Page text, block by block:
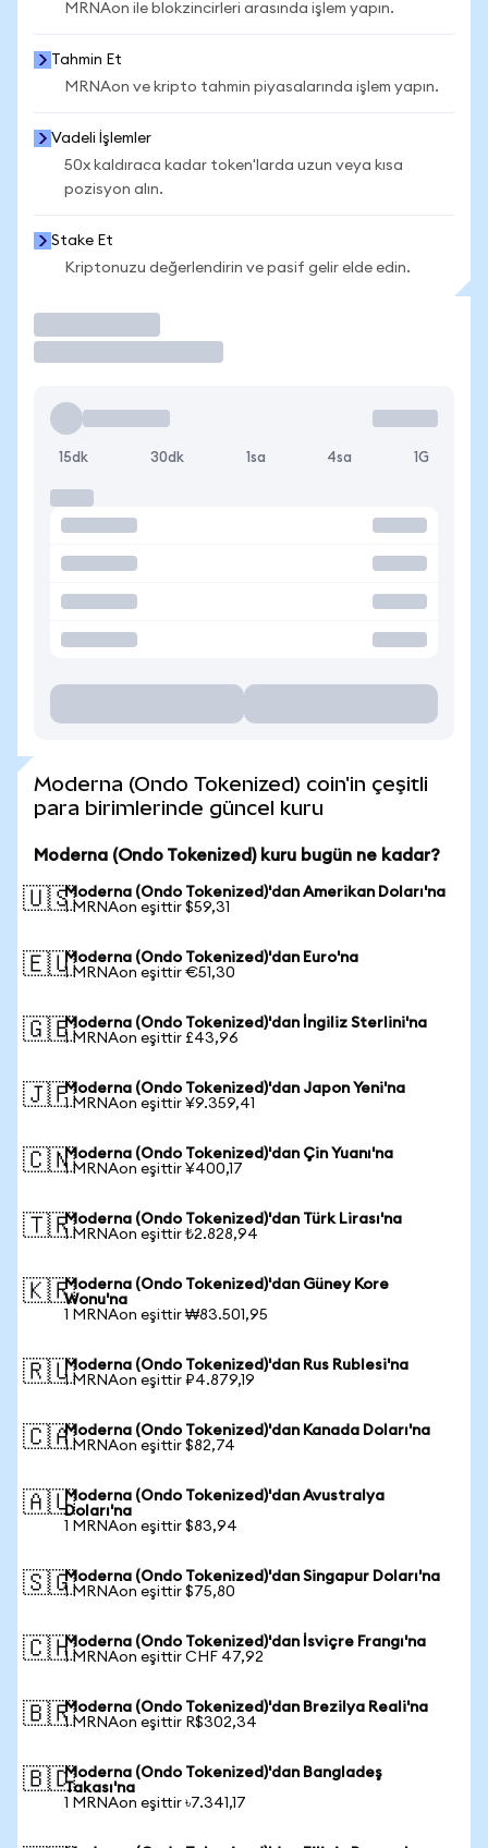
MRNAon ile blokzincirleri arasında işlem yapın.
Tahmin Et
MRNAon ve kripto tahmin piyasalarında işlem yapın.
Vadeli İşlemler
50x kaldıraca kadar token'larda uzun veya kısa
pozisyon alın.
Stake Et
Kriptonuzu değerlendirin ve pasif gelir elde edin.
15dk 30dk 1sa 4sa 1G
Moderna (Ondo Tokenized) coin'in çeşitli
para birimlerinde güncel kuru
Moderna (Ondo Tokenized) kuru bugün ne kadar?
🇺🇸Moderna (Ondo Tokenized)'dan Amerikan Doları'na
1 MRNAon eşittir $59,31
🇪🇺Moderna (Ondo Tokenized)'dan Euro'na
1 MRNAon eşittir €51,30
🇬🇧Moderna (Ondo Tokenized)'dan İngiliz Sterlini'na
1 MRNAon eşittir £43,96
🇯🇵Moderna (Ondo Tokenized)'dan Japon Yeni'na
1 MRNAon eşittir ¥9.359,41
🇨🇳Moderna (Ondo Tokenized)'dan Çin Yuanı'na
1 MRNAon eşittir ¥400,17
🇹🇷Moderna (Ondo Tokenized)'dan Türk Lirası'na
1 MRNAon eşittir ₺2.828,94
🇰🇷Moderna (Ondo Tokenized)'dan Güney Kore
Wonu'na
1 MRNAon eşittir ₩83.501,95
🇷🇺Moderna (Ondo Tokenized)'dan Rus Rublesi'na
1 MRNAon eşittir ₽4.879,19
🇨🇦Moderna (Ondo Tokenized)'dan Kanada Doları'na
1 MRNAon eşittir $82,74
🇦🇺Moderna (Ondo Tokenized)'dan Avustralya
Doları'na
1 MRNAon eşittir $83,94
🇸🇬Moderna (Ondo Tokenized)'dan Singapur Doları'na
1 MRNAon eşittir $75,80
🇨🇭Moderna (Ondo Tokenized)'dan İsviçre Frangı'na
1 MRNAon eşittir CHF 47,92
🇧🇷Moderna (Ondo Tokenized)'dan Brezilya Reali'na
1 MRNAon eşittir R$302,34
🇧🇩Moderna (Ondo Tokenized)'dan Bangladeş
Takası'na
1 MRNAon eşittir ৳7.341,17